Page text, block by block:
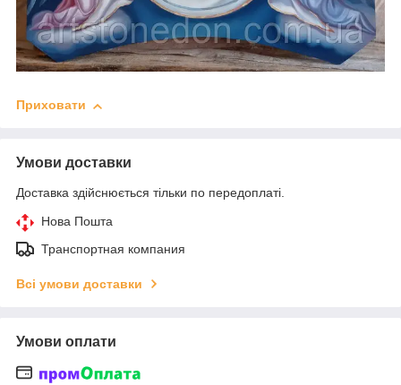
Приховати
Умови доставки
Доставка здійснюється тільки по передоплаті.
Нова Пошта
Транспортная компания
Всі умови доставки
Умови оплати